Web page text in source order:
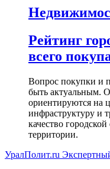
Рейтинг
всего
Вопрос покупки и
быть актуальным.
ориентируются на
инфраструктуру и
качество
территории.
УралПолит.ru